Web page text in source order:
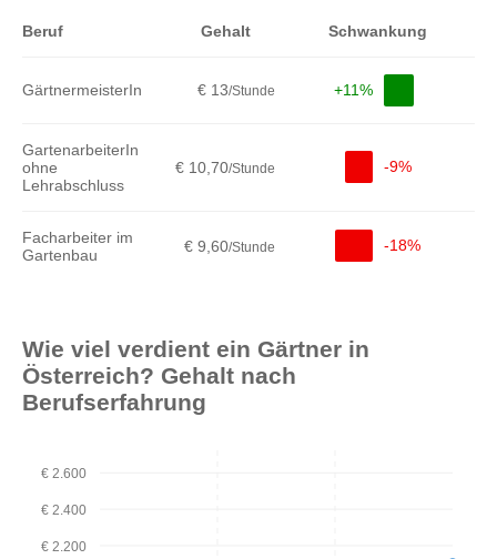
Beruf Gehalt Schwankung
GärtnermeisterIn € 13/Stunde +11%
GartenarbeiterIn
ohne
Lehrabschluss
€ 10,70/Stunde -9%
Facharbeiter im
Gartenbau
€ 9,60/Stunde -18%
Wie viel verdient ein Gärtner in
Österreich? Gehalt nach
Berufserfahrung
€ 2.200
€ 2.400
€ 2.600